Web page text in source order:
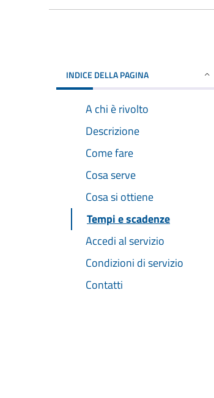
INDICE DELLA PAGINA
A chi è rivolto
Descrizione
Come fare
Cosa serve
Cosa si ottiene
Tempi e scadenze
Accedi al servizio
Condizioni di servizio
Contatti